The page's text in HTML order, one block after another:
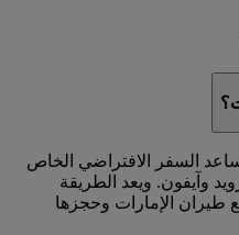
السفر الافتراضي الخاص
وآيفون. ويعد الطريقة
طيران الإمارات وحجزها